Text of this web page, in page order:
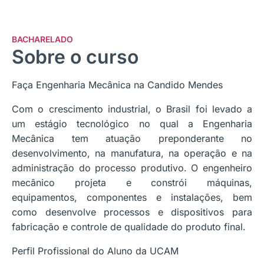
BACHARELADO
Sobre o curso
Faça Engenharia Mecânica na Candido Mendes
Com o crescimento industrial, o Brasil foi levado a
um estágio tecnológico no qual a Engenharia
Mecânica tem atuação preponderante no
desenvolvimento, na manufatura, na operação e na
administração do processo produtivo. O engenheiro
mecânico projeta e constrói máquinas,
equipamentos, componentes e instalações, bem
como desenvolve processos e dispositivos para
fabricação e controle de qualidade do produto final.
Perfil Profissional do Aluno da UCAM